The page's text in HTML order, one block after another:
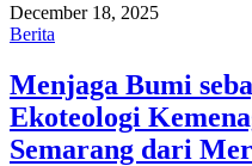
December 18, 2025
Berita
Menjaga Bumi
Ekoteologi
Semarang dari